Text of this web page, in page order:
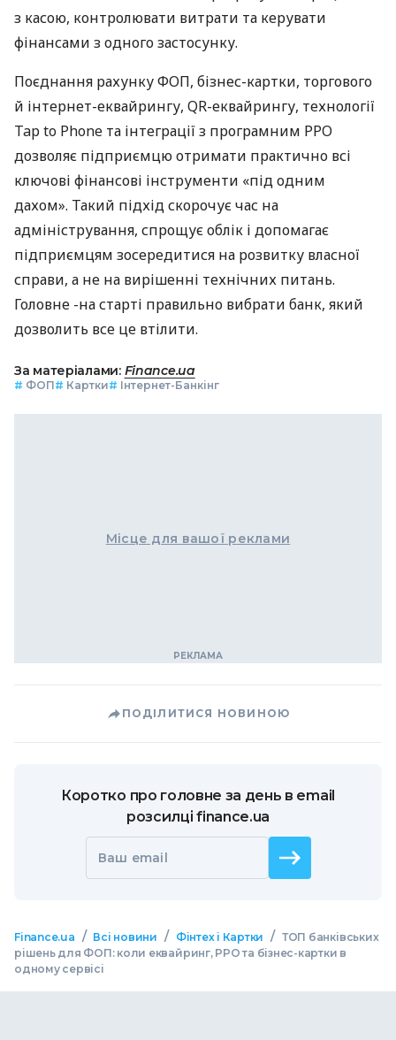
з касою, контролювати витрати та керувати
фінансами з одного застосунку.
Поєднання рахунку ФОП, бізнес-картки, торгового
й інтернет-еквайрингу, QR-еквайрингу, технології
Tap to Phone та інтеграції з програмним РРО
дозволяє підприємцю отримати практично всі
ключові фінансові інструменти «під одним
дахом». Такий підхід скорочує час на
адміністрування, спрощує облік і допомагає
підприємцям зосередитися на розвитку власної
справи, а не на вирішенні технічних питань.
Головне -на старті правильно вибрати банк, який
дозволить все це втілити.
За матеріалами: Finance.ua
# ФОП# Картки# Інтернет-Банкінг
Місце для вашої реклами
ПОДІЛИТИСЯ НОВИНОЮ
Коротко про головне за день в email
розсилці finance.ua
Ваш email
Finance.ua / Всі новини / Фінтех і Картки / ТОП банківських
рішень для ФОП: коли еквайринг, РРО та бізнес-картки в
одному сервісі